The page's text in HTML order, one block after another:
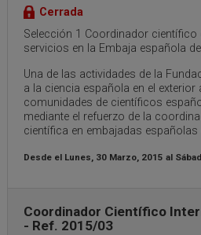
Cerrada
Selección 1 Coordinador científico
servicios en la Embaja española
Una de las actividades de la
a la ciencia española en el
comunidades de científicos
mediante el refuerzo de la
científica en embajadas
Desde el Lunes, 30 Marzo, 2015 al
Coordinador Científico
- Ref. 2015/03